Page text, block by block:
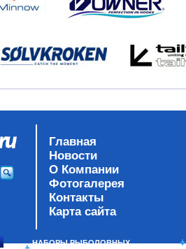
Главная
Новости
О Компании
Фотогалерея
Контакты
Карта сайта
НАБОРЫ РЫБОЛОВНЫХ